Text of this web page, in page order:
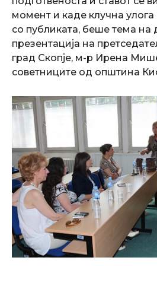
момент и каде клучна улога
со публиката, беше тема на
презентација на
град Скопје, м-р Ирена
советниците од општина